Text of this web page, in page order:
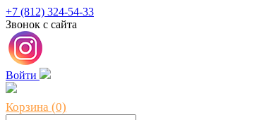
+7 (812) 324-54-33
Звонок с сайта
Войти
Корзина (0)